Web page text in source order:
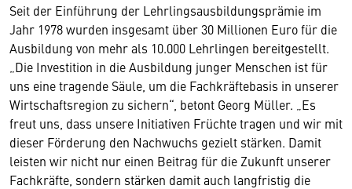
Seit der Einführung der Lehrlingsausbildungsprämie im
Jahr 1978 wurden insgesamt über 30 Millionen Euro für die
Ausbildung von mehr als 10.000 Lehrlingen bereitgestellt.
„Die Investition in die Ausbildung junger Menschen ist für
uns eine tragende Säule, um die Fachkräftebasis in unserer
Wirtschaftsregion zu sichern“, betont Georg Müller. „Es
freut uns, dass unsere Initiativen Früchte tragen und wir mit
dieser Förderung den Nachwuchs gezielt stärken. Damit
leisten wir nicht nur einen Beitrag für die Zukunft unserer
Fachkräfte, sondern stärken damit auch langfristig die